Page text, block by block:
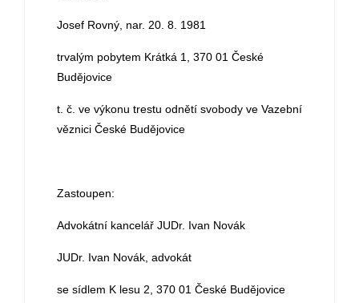
Josef Rovný, nar. 20. 8. 1981
trvalým pobytem Krátká 1, 370 01 České
Budějovice
t. č. ve výkonu trestu odnětí svobody ve Vazební
věznici České Budějovice
Zastoupen:
Advokátní kancelář JUDr. Ivan Novák
JUDr. Ivan Novák, advokát
se sídlem K lesu 2, 370 01 České Budějovice